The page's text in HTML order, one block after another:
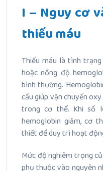
I – Nguy cơ
thiếu máu
Thiếu máu là tình
hoặc nồng độ
bình thường.
cầu giúp vận chuyển
trong cơ thể. Khi số
hemoglobin giảm, cơ
thiết để duy trì hoạt
Mức độ nghiêm trọng
phụ thuộc vào nguyên